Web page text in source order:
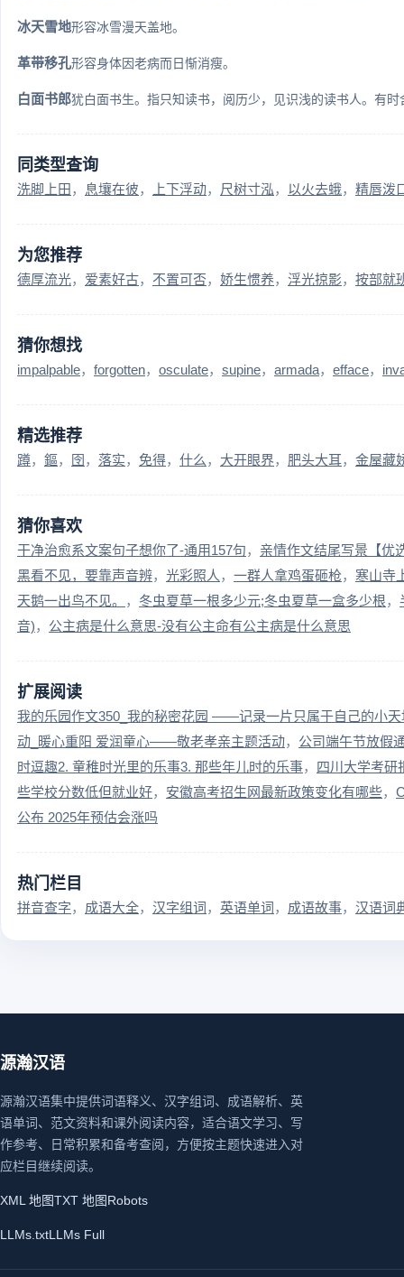
冰天雪地形容冰雪漫天盖地。
革带移孔形容身体因老病而日惭消瘦。
白面书郎犹白面书生。指只知读书，阅历少，见识浅的读书人。有
同类型查询
洗脚上田 息壤在彼 上下浮动 尺树寸泓 以火去蛾 精唇泼
为您推荐
德厚流光 爱素好古 不置可否 娇生惯养 浮光掠影 按部就
猜你想找
impalpable forgotten osculate supine armada efface
精选推荐
蹲 鏂 囹 落实 免得 什么 大开眼界 肥头大耳 金屋藏
猜你喜欢
干净治愈系文案句子想你了-通用157句
亲情作文结尾写景【优
黑看不见，要靠声音辨
光彩照人 一群人拿鸡蛋砸枪
寒山寺
天鹅一出鸟不见。
冬虫夏草一根多少元;冬虫夏草一盒多少根
音)
公主病是什么意思-没有公主命有公主病是什么意思
扩展阅读
我的乐园作文350_我的秘密花园 ——记录一片只属于自己的小天
动_暖心重阳 爱润童心——敬老孝亲主题活动
公司端午节放假
时逗趣2. 童稚时光里的乐事3. 那些年儿时的乐事
四川大学考研
些学校分数低但就业好
安徽高考招生网最新政策变化有哪些
公布 2025年预估会涨吗
热门栏目
拼音查字 成语大全 汉字组词 英语单词 成语故事 汉语词
源瀚汉语
源瀚汉语集中提供词语释义、汉字组词、成语解析、英
语单词、范文资料和课外阅读内容，适合语文学习、写
作参考、日常积累和备考查阅，方便按主题快速进入对
应栏目继续阅读。
XML 地图TXT 地图Robots
LLMs.txtLLMs Full